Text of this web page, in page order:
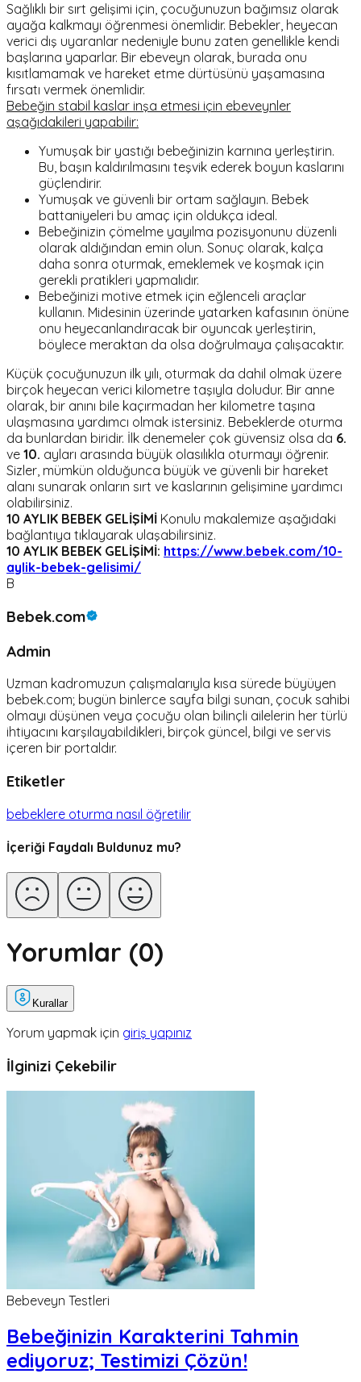
Sağlıklı bir sırt gelişimi için, çocuğunuzun bağımsız olarak
ayağa kalkmayı öğrenmesi önemlidir. Bebekler, heyecan
verici dış uyaranlar nedeniyle bunu zaten genellikle kendi
başlarına yaparlar. Bir ebeveyn olarak, burada onu
kısıtlamamak ve hareket etme dürtüsünü yaşamasına
fırsatı vermek önemlidir.
Bebeğin stabil kaslar inşa etmesi için ebeveynler
aşağıdakileri yapabilir:
Yumuşak bir yastığı bebeğinizin karnına yerleştirin.
Bu, başın kaldırılmasını teşvik ederek boyun kaslarını
güçlendirir.
Yumuşak ve güvenli bir ortam sağlayın. Bebek
battaniyeleri bu amaç için oldukça ideal.
Bebeğinizin çömelme yayılma pozisyonunu düzenli
olarak aldığından emin olun. Sonuç olarak, kalça
daha sonra oturmak, emeklemek ve koşmak için
gerekli pratikleri yapmalıdır.
Bebeğinizi motive etmek için eğlenceli araçlar
kullanın. Midesinin üzerinde yatarken kafasının önüne
onu heyecanlandıracak bir oyuncak yerleştirin,
böylece meraktan da olsa doğrulmaya çalışacaktır.
Küçük çocuğunuzun ilk yılı, oturmak da dahil olmak üzere
birçok heyecan verici kilometre taşıyla doludur. Bir anne
olarak, bir anını bile kaçırmadan her kilometre taşına
ulaşmasına yardımcı olmak istersiniz. Bebeklerde oturma
da bunlardan biridir. İlk denemeler çok güvensiz olsa da 6.
ve 10. ayları arasında büyük olasılıkla oturmayı öğrenir.
Sizler, mümkün olduğunca büyük ve güvenli bir hareket
alanı sunarak onların sırt ve kaslarının gelişimine yardımcı
olabilirsiniz.
10 AYLIK BEBEK GELİŞİMİ Konulu makalemize aşağıdaki
bağlantıya tıklayarak ulaşabilirsiniz.
10 AYLIK BEBEK GELİŞİMİ: https://www.bebek.com/10-
aylik-bebek-gelisimi/
B
Bebek.com
Admin
Uzman kadromuzun çalışmalarıyla kısa sürede büyüyen
bebek.com; bugün binlerce sayfa bilgi sunan, çocuk sahibi
olmayı düşünen veya çocuğu olan bilinçli ailelerin her türlü
ihtiyacını karşılayabildikleri, birçok güncel, bilgi ve servis
içeren bir portaldır.
Etiketler
bebeklere oturma nasıl öğretilir
İçeriği Faydalı Buldunuz mu?
Yorumlar (0)
Kurallar
Yorum yapmak için giriş yapınız
İlginizi Çekebilir
Bebeveyn Testleri
Bebeğinizin Karakterini Tahmin
ediyoruz; Testimizi Çözün!